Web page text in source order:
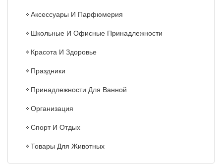
Аксессуары И Парфюмерия
Школьные И Офисные Принадлежности
Красота И Здоровье
Праздники
Принадлежности Для Ванной
Организация
Спорт И Отдых
Товары Для Животных